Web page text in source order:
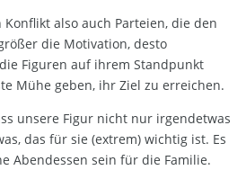
also auch Parteien, die den
die Motivation, desto
Figuren auf ihrem Standpunkt
Mühe geben, ihr Ziel zu erreichen.
unsere Figur nicht nur irgendetwas
das für sie (extrem) wichtig ist. Es
Abendessen sein für die Familie.